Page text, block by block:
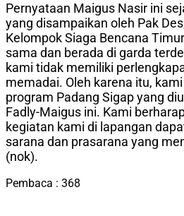
Pernyataan Maigus Nasir ini
yang disampaikan oleh Pak
Kelompok Siaga Bencana
sama dan berada di garda
kami tidak memiliki
memadai. Oleh karena itu,
program Padang Sigap yang
Fadly-Maigus ini. Kami
kegiatan kami di lapangan
sarana dan prasarana yang
(nok).
Pembaca : 368